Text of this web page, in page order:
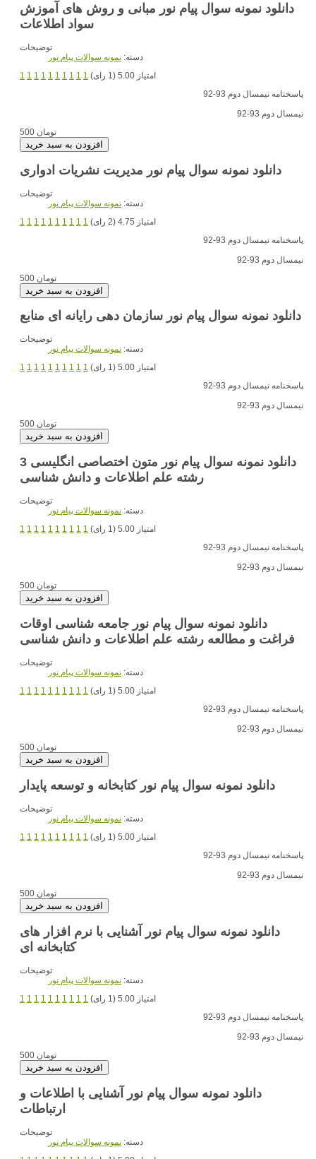
دانلود نمونه سوال پیام نور مبانی و روش های آموزش
سواد اطلاعات
توضیحات
دسته: نمونه سوالات پیام نور
1 1 1 1 1 1 1 1 1 1
امتیاز 5.00 (1 رای)
پاسخنامه نیمسال دوم 93-92
نیمسال دوم 93-92
500 تومان
دانلود نمونه سوال پیام نور مدیریت نشریات ادواری
توضیحات
دسته: نمونه سوالات پیام نور
1 1 1 1 1 1 1 1 1 1
امتیاز 4.75 (2 رای)
پاسخنامه نیمسال دوم 93-92
نیمسال دوم 93-92
500 تومان
دانلود نمونه سوال پیام نور سازمان دهی رایانه ای منابع
توضیحات
دسته: نمونه سوالات پیام نور
1 1 1 1 1 1 1 1 1 1
امتیاز 5.00 (1 رای)
پاسخنامه نیمسال دوم 93-92
نیمسال دوم 93-92
500 تومان
دانلود نمونه سوال پیام نور متون اختصاصی انگلیسی 3
رشته علم اطلاعات و دانش شناسی
توضیحات
دسته: نمونه سوالات پیام نور
1 1 1 1 1 1 1 1 1 1
امتیاز 5.00 (1 رای)
پاسخنامه نیمسال دوم 93-92
نیمسال دوم 93-92
500 تومان
دانلود نمونه سوال پیام نور جامعه شناسی اوقات
فراغت و مطالعه رشته علم اطلاعات و دانش شناسی
توضیحات
دسته: نمونه سوالات پیام نور
1 1 1 1 1 1 1 1 1 1
امتیاز 5.00 (1 رای)
پاسخنامه نیمسال دوم 93-92
نیمسال دوم 93-92
500 تومان
دانلود نمونه سوال پیام نور کتابخانه و توسعه پایدار
توضیحات
دسته: نمونه سوالات پیام نور
1 1 1 1 1 1 1 1 1 1
امتیاز 5.00 (1 رای)
پاسخنامه نیمسال دوم 93-92
نیمسال دوم 93-92
500 تومان
دانلود نمونه سوال پیام نور آشنایی با نرم افزار های
کتابخانه ای
توضیحات
دسته: نمونه سوالات پیام نور
1 1 1 1 1 1 1 1 1 1
امتیاز 5.00 (1 رای)
پاسخنامه نیمسال دوم 93-92
نیمسال دوم 93-92
500 تومان
دانلود نمونه سوال پیام نور آشنایی با اطلاعات و
ارتباطات
توضیحات
دسته: نمونه سوالات پیام نور